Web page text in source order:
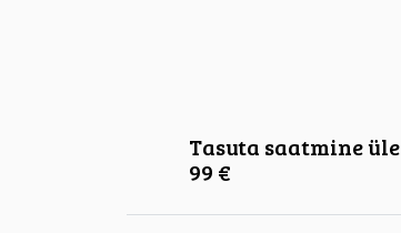
Tasuta saatmine üle
99 €